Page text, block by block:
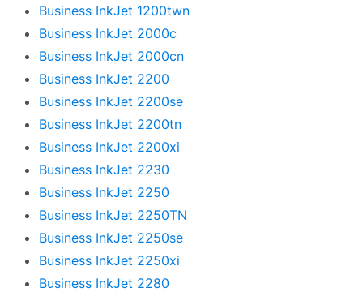
Business InkJet 1200twn
Business InkJet 2000c
Business InkJet 2000cn
Business InkJet 2200
Business InkJet 2200se
Business InkJet 2200tn
Business InkJet 2200xi
Business InkJet 2230
Business InkJet 2250
Business InkJet 2250TN
Business InkJet 2250se
Business InkJet 2250xi
Business InkJet 2280